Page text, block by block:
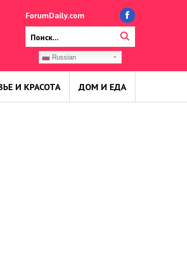
ForumDaily.com
Russian
И КРАСОТА ДОМ И ЕДА